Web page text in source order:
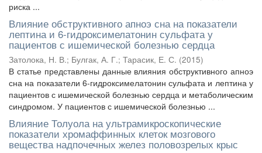
риска ...
Влияние обструктивного апноэ сна на показатели
лептина и 6-гидроксимелатонин сульфата у
пациентов с ишемической болезнью сердца
Затолока, Н. В.; Булгак, А. Г.; Тарасик, Е. С. (2015)
В статье представлены данные влияния обструктивного апноэ
сна на показатели 6-гидроксимелатонин сульфата и лептина у
пациентов с ишемической болезнью сердца и метаболическим
синдромом. У пациентов с ишемической болезнью ...
Влияние Толуола на ультрамикроскопические
показатели хромаффинных клеток мозгового
вещества надпочечных желез половозрелых крыс